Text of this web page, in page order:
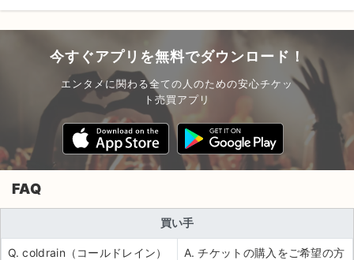
今すぐアプリを無料でダウンロード！
エンタメに関わる全ての人のための安心チケッ
ト売買アプリ
FAQ
買い手
Q. coldrain（コールドレイン）
A. チケットの購入をご希望の方